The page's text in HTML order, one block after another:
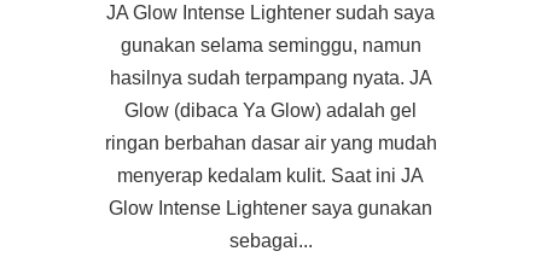
JA Glow Intense Lightener sudah saya
gunakan selama seminggu, namun
hasilnya sudah terpampang nyata. JA
Glow (dibaca Ya Glow) adalah gel
ringan berbahan dasar air yang mudah
menyerap kedalam kulit. Saat ini JA
Glow Intense Lightener saya gunakan
sebagai...